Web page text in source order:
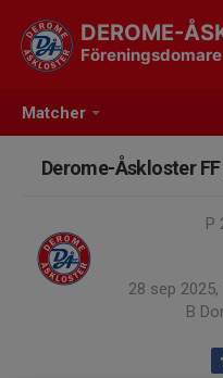
Matcher
DEROME-
Föreningsdomare
Derome-Åskloster
P
28 sep
B